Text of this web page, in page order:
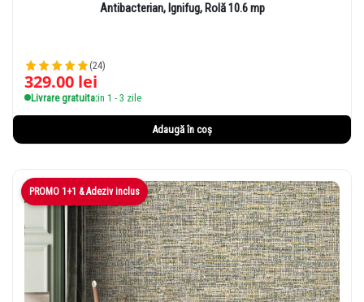
Antibacterian, Ignifug, Rolă 10.6 mp
(24)
329.00 lei
Livrare gratuita:in 1 - 3 zile
Adaugă în coș
PROMO 1+1 & Adeziv inclus